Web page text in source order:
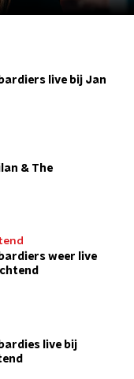
live bij Jan
& The
weer live
live bij